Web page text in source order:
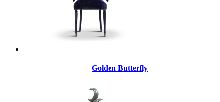
Golden Butterfly